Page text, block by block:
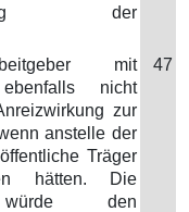
der
mit
ebenfalls nicht
zur
anstelle der
Träger
hätten. Die
würde den
47